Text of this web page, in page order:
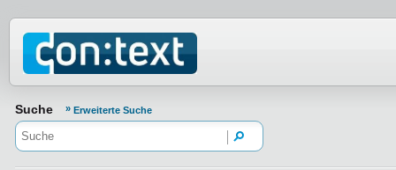
Normenportal Barrierefreiheit
Suche Erweiterte Suche